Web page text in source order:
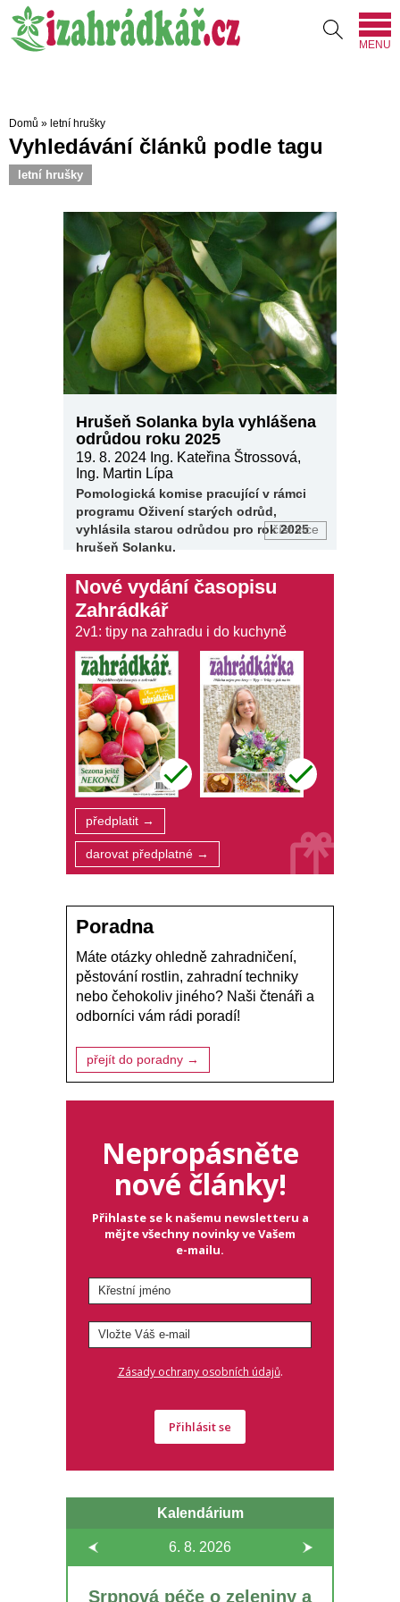
MENU
Domů » letní hrušky
Vyhledávání článků podle tagu
letní hrušky
Hrušeň Solanka byla vyhlášena
odrůdou roku 2025
19. 8. 2024 Ing. Kateřina Štrossová,
Ing. Martin Lípa
Pomologická komise pracující v rámci
programu Oživení starých odrůd,
vyhlásila starou odrůdou pro rok 2025
hrušeň Solanku.
číst více
Nové vydání časopisu
Zahrádkář
2v1: tipy na zahradu i do kuchyně
předplatit →
darovat předplatné →
Poradna
Máte otázky ohledně zahradničení,
pěstování rostlin, zahradní techniky
nebo čehokoliv jiného? Naši čtenáři a
odborníci vám rádi poradí!
přejít do poradny →
Nepropásněte
nové články!
Přihlaste se k našemu newsletteru a
mějte všechny novinky ve Vašem
e-mailu.
Zásady ochrany osobních údajů.
Přihlásit se
Kalendárium
6. 8. 2026
Srpnová péče o zeleniny a